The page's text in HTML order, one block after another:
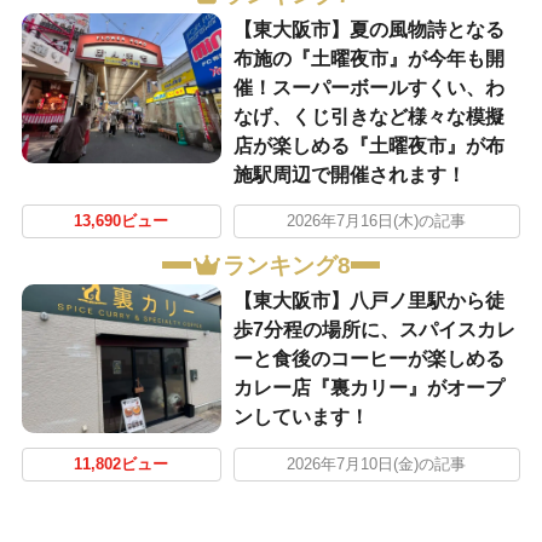
【東大阪市】夏の風物詩となる
布施の『土曜夜市』が今年も開
催！スーパーボールすくい、わ
なげ、くじ引きなど様々な模擬
店が楽しめる『土曜夜市』が布
施駅周辺で開催されます！
13,690ビュー 2026年7月16日(木)の記事
ランキング8
【東大阪市】八戸ノ里駅から徒
歩7分程の場所に、スパイスカレ
ーと食後のコーヒーが楽しめる
カレー店『裏カリー』がオープ
ンしています！
11,802ビュー 2026年7月10日(金)の記事